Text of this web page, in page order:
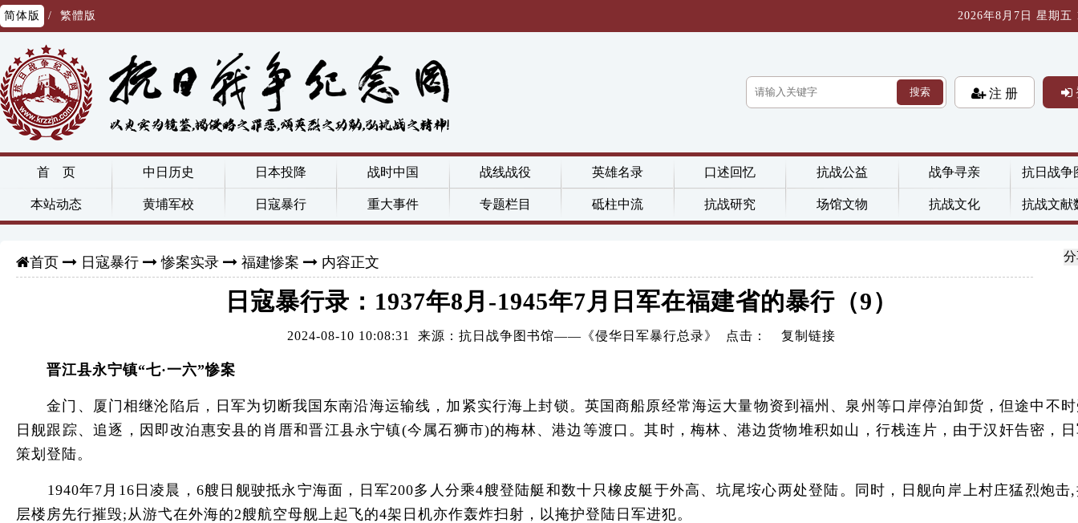
简体版 / 繁體版 2026年8月7日 星期五
搜索 注 册
首 页 中日历史 日本投降 战时中国 战线战役 英雄名录 口述回忆 抗战公益 战争寻亲 抗日战争
本站动态 黄埔军校 日寇暴行 重大事件 专题栏目 砥柱中流 抗战研究 场馆文物 抗战文化 抗战文献
首页 日寇暴行 惨案实录 福建惨案 内容正文
日寇暴行录：1937年8月-1945年7月日军在福建省的暴行（9）
2024-08-10 10:08:31 来源：抗日战争图书馆——《侵华日军暴行总录》 点击： 复制链接
晋江县永宁镇“七·一六”惨案
金门、厦门相继沦陷后，日军为切断我国东南沿海运输线，加紧实行海上封锁。英国商船原经常海运大量物资到福州、泉州等口岸停泊卸货，但途中不
日舰跟踪、追逐，因即改泊惠安县的肖厝和晋江县永宁镇(今属石狮市)的梅林、港边等渡口。其时，梅林、港边货物堆积如山，行栈连片，由于汉奸告密，
策划登陆。
1940年7月16日凌晨，6艘日舰驶抵永宁海面，日军200多人分乘4艘登陆艇和数十只橡皮艇于外高、坑尾垵心两处登陆。同时，日舰向岸上村庄猛烈炮击
层楼房先行摧毁;从游弋在外海的2艘航空母舰上起飞的4架日机亦作轰炸扫射，以掩护登陆日军进犯。